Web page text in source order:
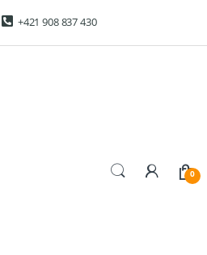
+421 908 837 430
0